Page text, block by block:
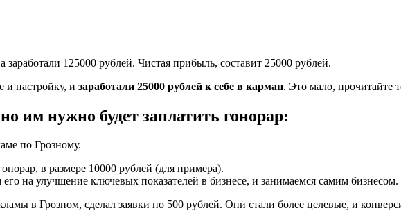
125000 рублей. Чистая прибыль, составит 25000 рублей.
и настройку, и заработали 25000 рублей к себе в карман. Это мало, прочитайте
им нужно будет заплатить гонорар:
по Грозному.
в размере 10000 рублей (для примера).
на улучшение ключевых показателей в бизнесе, и занимаемся самим бизнесом.
в Грозном, сделал заявки по 500 рублей. Они стали более целевые, и